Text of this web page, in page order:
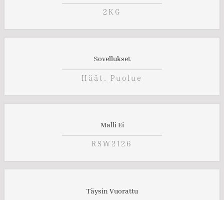
2KG
Sovellukset
Häät. Puolue
Malli Ei
RSW2126
Täysin Vuorattu